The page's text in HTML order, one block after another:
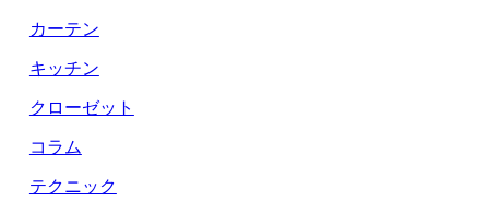
カーテン
キッチン
クローゼット
コラム
テクニック